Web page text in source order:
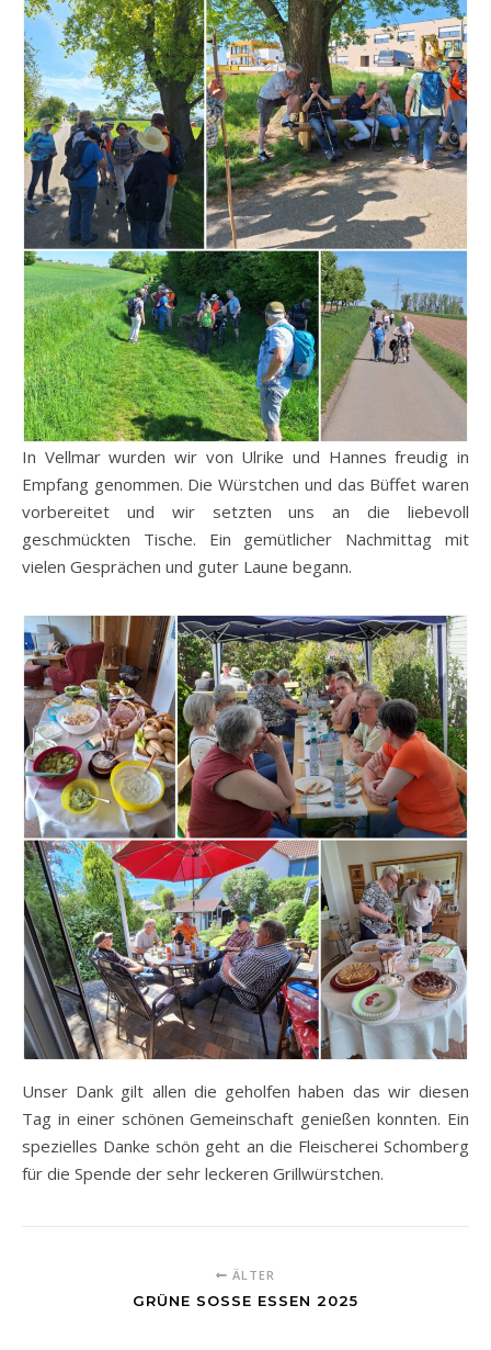
In Vellmar wurden wir von Ulrike und Hannes freudig in
Empfang genommen. Die Würstchen und das Büffet waren
vorbereitet und wir setzten uns an die liebevoll
geschmückten Tische. Ein gemütlicher Nachmittag mit
vielen Gesprächen und guter Laune begann.
Unser Dank gilt allen die geholfen haben das wir diesen
Tag in einer schönen Gemeinschaft genießen konnten. Ein
spezielles Danke schön geht an die Fleischerei Schomberg
für die Spende der sehr leckeren Grillwürstchen.
ÄLTER
GRÜNE SOSSE ESSEN 2025